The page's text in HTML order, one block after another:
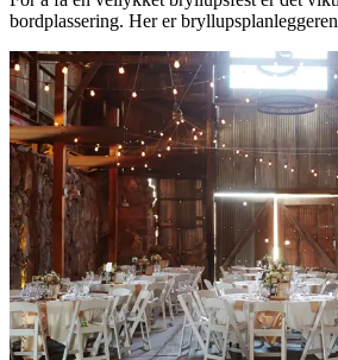
bordplassering. Her er